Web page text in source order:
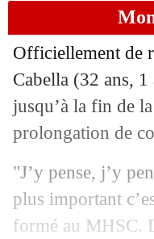
Officiellement de
Cabella (32 ans,
jusqu’à la fin de
prolongation de
"J’y pense, j’y
plus important
formé au MHSC.
16/04 L1: St
16/04 OM:
16/04 Ang. :
16/04 PSG :
16/04 PSG-OM